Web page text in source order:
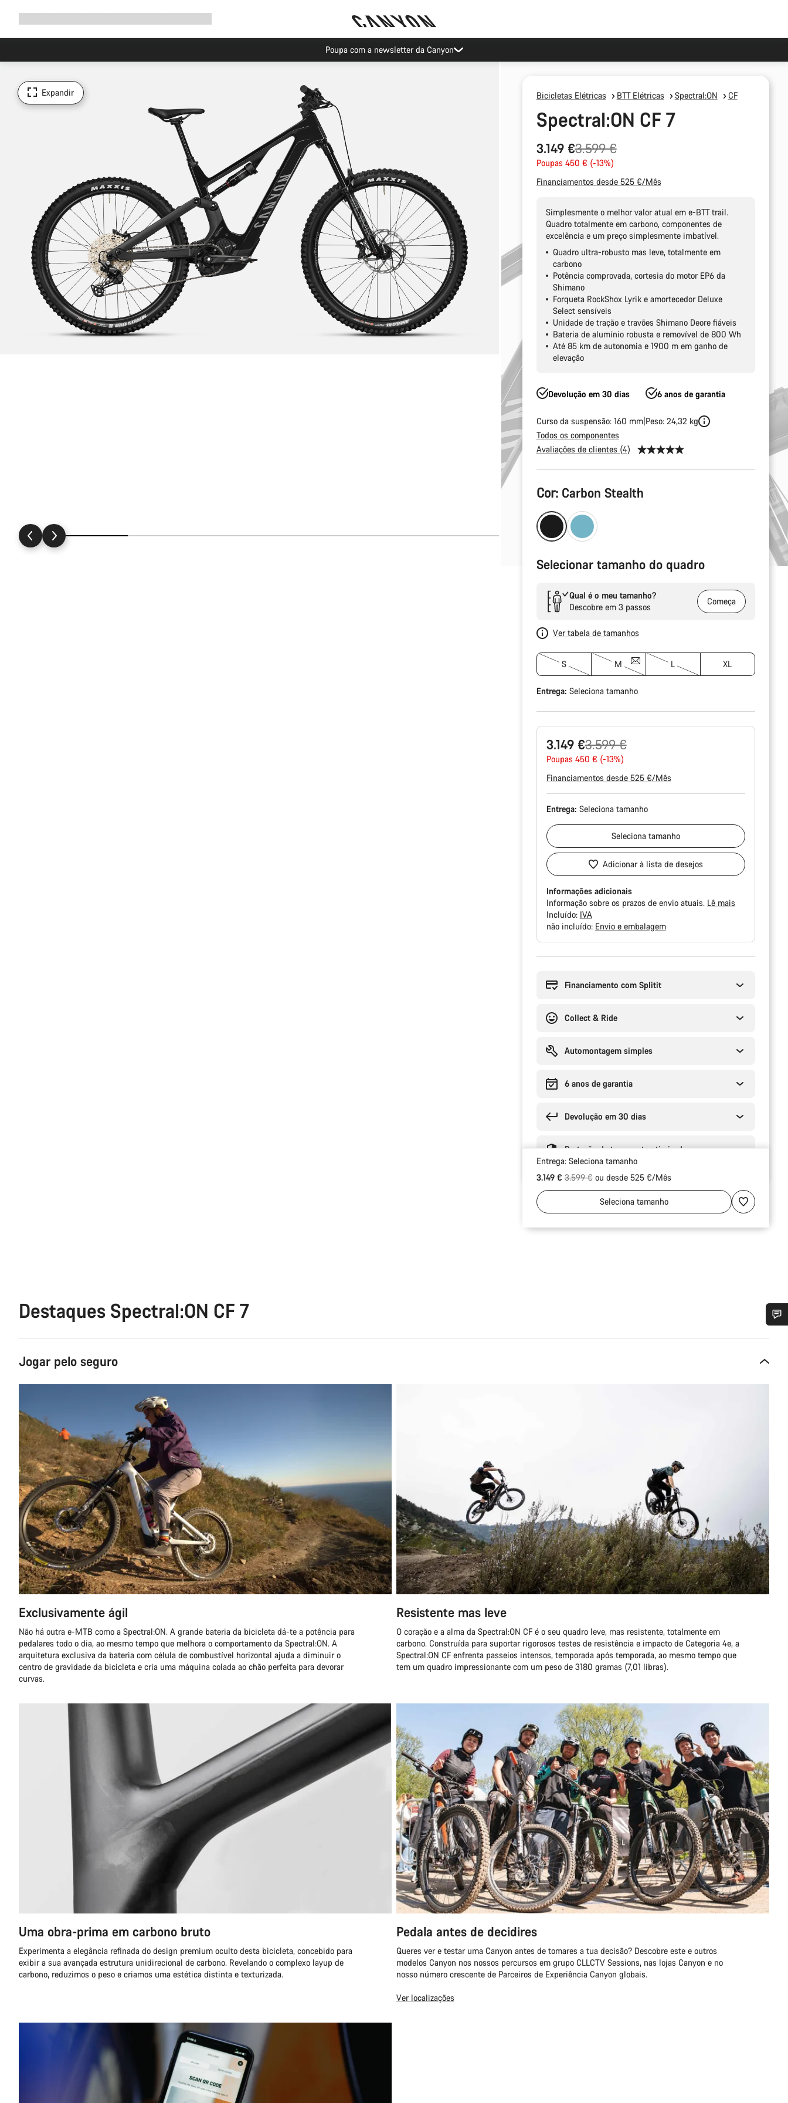
navegação
Poupa com a newsletter da Canyon
Expandir Bicicletas Elétricas BTT Elétricas Spectral:ON CF
Spectral:ON CF 7
3.149 €
Preço
Original
3.599 €
Poupas 450 € (-13%)
Financiamentos desde 525 €/Mês
Simplesmente o melhor valor atual em e-BTT trail.
Quadro totalmente em carbono, componentes de
excelência e um preço simplesmente imbatível.
Quadro ultra-robusto mas leve, totalmente em
carbono
Potência comprovada, cortesia do motor EP6 da
Shimano
Forqueta RockShox Lyrik e amortecedor Deluxe
Select sensíveis
Unidade de tração e travões Shimano Deore fiáveis
Bateria de alumínio robusta e removível de 800 Wh
Até 85 km de autonomia e 1900 m em ganho de
elevação
Devolução em 30 dias 6 anos de garantia
Curso da suspensão: 160 mm Peso: 24,32 kg
Todos os componentes
Avaliações de clientes (4)
Configuração
do
produto
Cor: Carbon Stealth
Selecionar tamanho do quadro
Qual é o meu tamanho?
Descobre em 3 passos
Começa
Ver tabela de tamanhos
S M L XL
Entrega: Seleciona tamanho
3.149 €
Preço
Original
3.599 €
Poupas 450 € (-13%)
Financiamentos desde 525 €/Mês
Entrega: Seleciona tamanho
Seleciona tamanho
Adicionar à lista de desejos
Informações adicionais
Informação sobre os prazos de envio atuais. Lê mais
Incluído: IVA
não incluído: Envio e embalagem
compra
Financiamento com Splitit
Collect & Ride
Automontagem simples
6 anos de garantia
Devolução em 30 dias
Proteção de transporte otimizada
Entrega: Seleciona tamanho
3.149 €Preço Original
3.599 €ou desde 525 €/Mês
Seleciona tamanho
Destaques Spectral:ON CF 7
Jogar pelo seguro
Exclusivamente ágil
Não há outra e-MTB como a Spectral:ON. A grande bateria da bicicleta dá-te a potência para
pedalares todo o dia, ao mesmo tempo que melhora o comportamento da Spectral:ON. A
arquitetura exclusiva da bateria com célula de combustível horizontal ajuda a diminuir o
centro de gravidade da bicicleta e cria uma máquina colada ao chão perfeita para devorar
curvas.
Resistente mas leve
O coração e a alma da Spectral:ON CF é o seu quadro leve, mas resistente, totalmente em
carbono. Construída para suportar rigorosos testes de resistência e impacto de Categoria 4e, a
Spectral:ON CF enfrenta passeios intensos, temporada após temporada, ao mesmo tempo que
tem um quadro impressionante com um peso de 3180 gramas (7,01 libras).
Uma obra-prima em carbono bruto
Experimenta a elegância refinada do design premium oculto desta bicicleta, concebido para
exibir a sua avançada estrutura unidirecional de carbono. Revelando o complexo layup de
carbono, reduzimos o peso e criamos uma estética distinta e texturizada.
Pedala antes de decidires
Queres ver e testar uma Canyon antes de tomares a tua decisão? Descobre este e outros
modelos Canyon nos nossos percursos em grupo CLLCTV Sessions, nas lojas Canyon e no
nosso número crescente de Parceiros de Experiência Canyon globais.
Ver localizações
Precisas de ajuda?